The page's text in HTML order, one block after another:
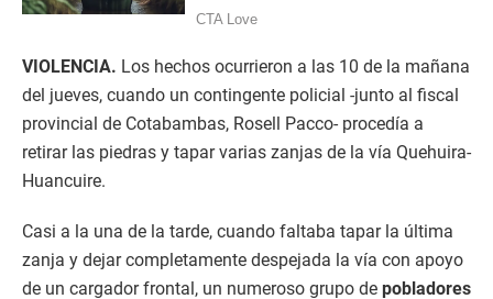
VIOLENCIA. Los hechos ocurrieron a las 10 de la mañana
del jueves, cuando un contingente policial -junto al fiscal
provincial de Cotabambas, Rosell Pacco- procedía a
retirar las piedras y tapar varias zanjas de la vía Quehuira-
Huancuire.
Casi a la una de la tarde, cuando faltaba tapar la última
zanja y dejar completamente despejada la vía con apoyo
de un cargador frontal, un numeroso grupo de pobladores